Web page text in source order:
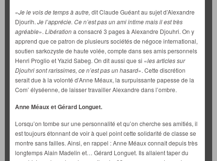
«Je le vois de temps à autre, dit Claude Guéant au sujet d’Alexandre
Djourih. Je l’apprécie. Ce n’est pas un ami intime mais il est très
agréable». Libérationa consacré 3 pages à Alexandre Djouhri. On y
apprend que ce patron de plusieurs sociétés de négoce international,
soutien sarkozyste de haute volée, compte dans ses amis personnels
Henri Proglio et Yazid Sabeg. On dit aussi que si «les articles sur
Djouhri sont rarissimes, ce n’est pas un hasard». Cette discrétion
serait due à la volonté d’Anne Méaux, la surpuissante papesse de la
Com’ élyséenne, de laisser travailler Alexandre dans l’ombre.
Anne Méaux et Gérard Longuet.
Lorsqu’on tombe sur une personnalité et qu’on cherche ses amitiés, il
est toujours étonnant de voir à quel point cette solidarité de classe se
montre sans failles. Ainsi, en rappel : Anne Méaux connaît depuis très
longtemps Alain Madelin et… Gérard Longuet. Ils allaient taper du